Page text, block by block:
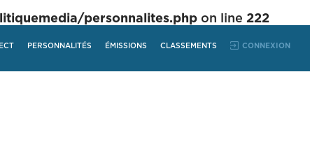
personnalites.php on line 222
PERSONNALITÉS ÉMISSIONS CLASSEMENTS CONNEXION